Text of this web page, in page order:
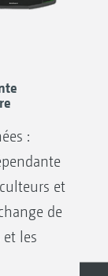
coupure
basée
et les
:
et
de
les